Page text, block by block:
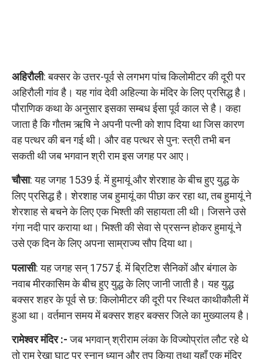
अहिरौली: बक्सर के उत्तर-पूर्व से लगभग पांच किलोमीटर की दूरी पर
अहिरौली गांव है। यह गांव देवी अहिल्या के मंदिर के लिए प्रसिद्ध है।
पौराणिक कथा के अनुसार इसका सम्बध ईसा पूर्व काल से है। कहा
जाता है कि गौतम ऋषि ने अपनी पत्‍नी को शाप दिया था जिस कारण
वह पत्थर की बन गई थी। और वह पत्थर से पुन: स्त्री तभी बन
सकती थी जब भगवान श्री राम इस जगह पर आए।
चौसा: यह जगह 1539 ई. में हुमायूं और शेरशाह के बीच हुए युद्ध के
लिए प्रसिद्ध है। शेरशाह जब हुमायूं का पीछा कर रहा था, तब हुमायूं ने
शेरशाह से बचने के लिए एक भिश्ती की सहायता ली थी। जिसने उसे
गंगा नदी पार कराया था। भिश्ती की सेवा से प्रसन्न होकर हुमायूं ने
उसे एक दिन के लिए अपना साम्राज्य सौप दिया था।
पलासी: यह जगह सन् 1757 ई. में ब्रिटिश सैनिकों और बंगाल के
नवाब मीरकासिम के बीच हुए युद्ध के लिए जानी जाती है। यह युद्ध
बक्सर शहर के पूर्व से छ: किलोमीटर की दूरी पर स्थित काथीकौली में
हुआ था। वर्तमान समय में बक्सर शहर बक्सर जिले का मुख्यालय है।
रामेश्वर मंदिर :-जब भगवान् श्रीराम लंका के विज्योप्रांत लौट रहे थे
तो राम रेखा घाट पर स्नान ध्यान और तप किया तथा यहाँ एक मंदिर